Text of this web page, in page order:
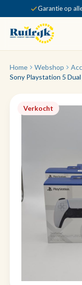
Garantie op
Home Webshop
Sony Playstation 5
Verkocht